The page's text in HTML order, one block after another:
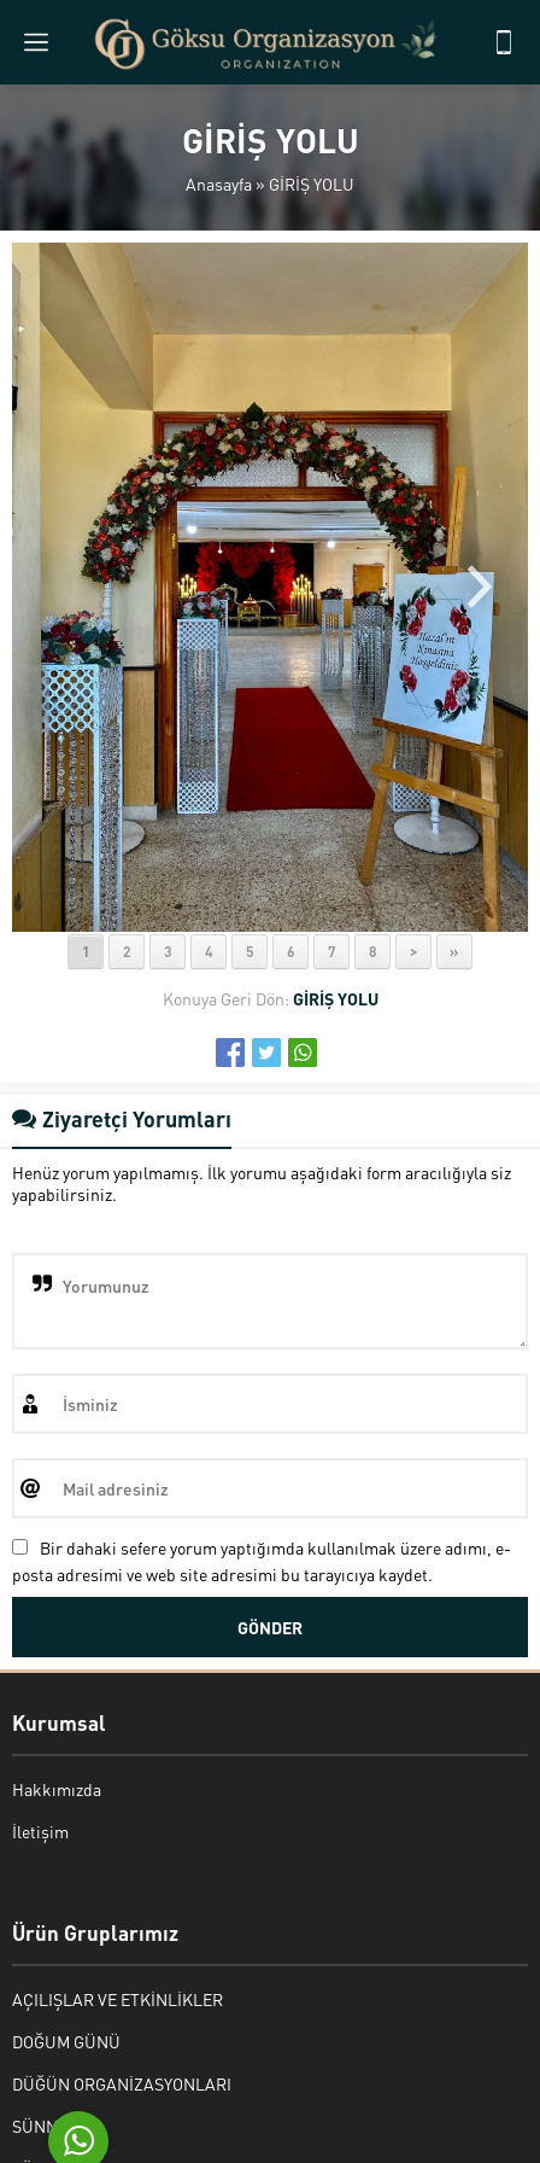
GİRİŞ YOLU
Anasayfa» GİRİŞ YOLU
1 2 3 4 5 6 7 8 > »
Konuya Geri Dön: GİRİŞ YOLU
Ziyaretçi Yorumları
Henüz yorum yapılmamış. İlk yorumu aşağıdaki form aracılığıyla siz
yapabilirsiniz.
Bir dahaki sefere yorum yaptığımda kullanılmak üzere adımı, e-
posta adresimi ve web site adresimi bu tarayıcıya kaydet.
Kurumsal
Hakkımızda
İletişim
Ürün Gruplarımız
AÇILIŞLAR VE ETKİNLİKLER
DOĞUM GÜNÜ
DÜĞÜN ORGANİZASYONLARI
SÜNNET